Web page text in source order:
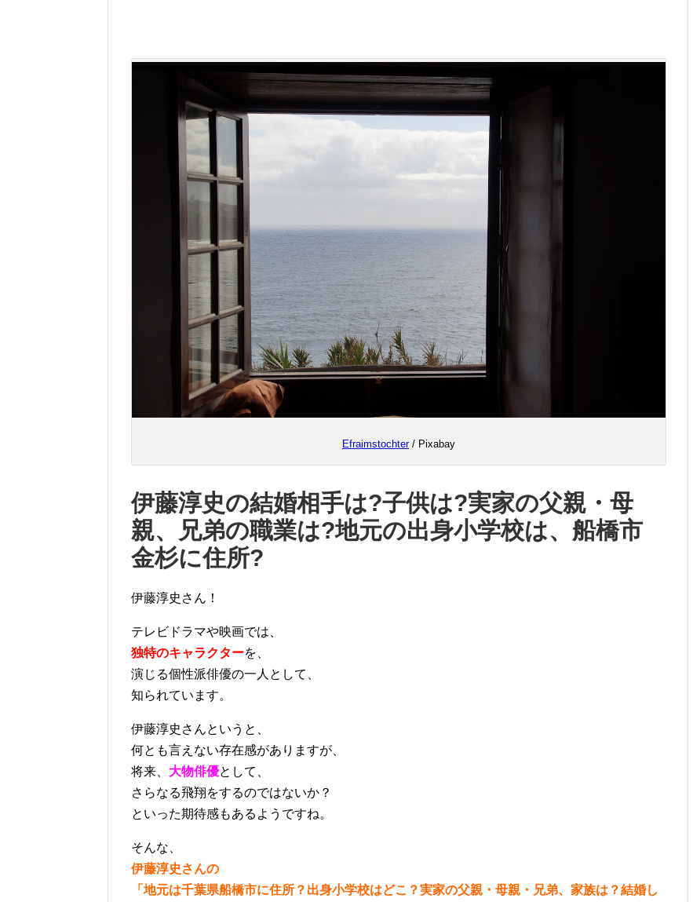
Efraimstochter/ Pixabay
伊藤淳史の結婚相手は?子供は?実家の父親・母
親、兄弟の職業は?地元の出身小学校は、船橋市
金杉に住所?
伊藤淳史さん！
テレビドラマや映画では、
独特のキャラクターを、
演じる個性派俳優の一人として、
知られています。
伊藤淳史さんというと、
何とも言えない存在感がありますが、
将来、 大物俳優として、
さらなる飛翔をするのではないか？
といった期待感もあるようですね。
そんな、
伊藤淳史さんの
「地元は千葉県船橋市に住所？出身小学校はどこ？実家の父親・母親・兄弟、家族は？結婚し